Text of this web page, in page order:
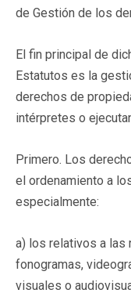
de Gestión de los
El fin principal de
Estatutos es la
derechos de
intérpretes o
Primero. Los
el ordenamiento a
especialmente:
a) los relativos a las
fonogramas,
visuales o